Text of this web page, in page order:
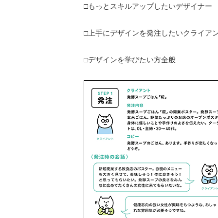
□もっとスキルアップしたいデザイナー
□上手にデザインを発注したいクライア
□デザインを学びたい方全般